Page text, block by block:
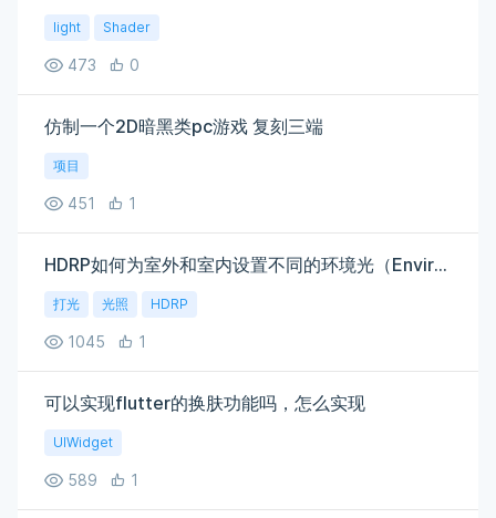
light Shader
473 0
仿制一个2D暗黑类pc游戏 复刻三端
项目
451 1
HDRP如何为室外和室内设置不同的环境光（Environment-Lighting）？
打光 光照 HDRP
1045 1
可以实现flutter的换肤功能吗，怎么实现
UIWidget
589 1